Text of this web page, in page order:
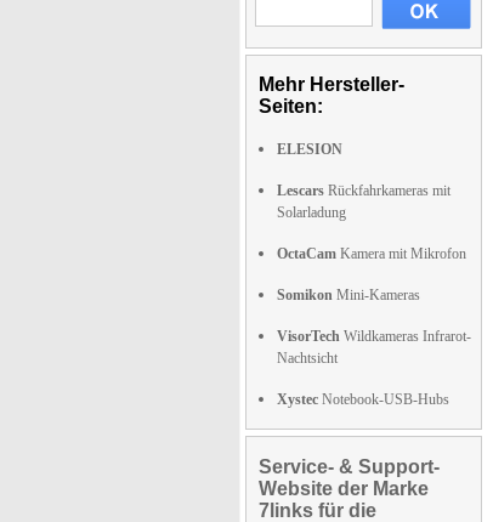
Mehr Hersteller-
Seiten:
ELESION
Lescars Rückfahrkameras mit
Solarladung
OctaCam Kamera mit Mikrofon
Somikon Mini-Kameras
VisorTech Wildkameras Infrarot-
Nachtsicht
Xystec Notebook-USB-Hubs
Service- & Support-
Website der Marke
7links für die